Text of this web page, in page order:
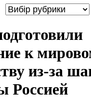
к
из-за
Россией